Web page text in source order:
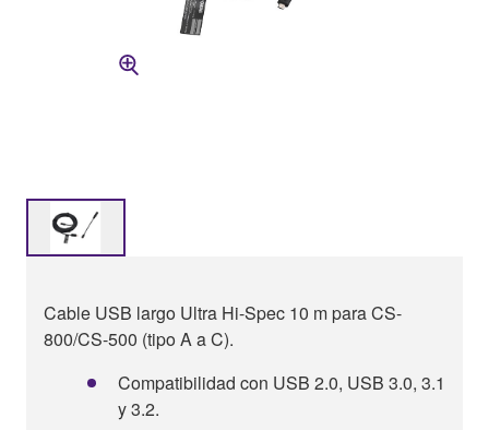
Cable USB largo Ultra Hi-Spec 10 m para CS-
800/CS-500 (tipo A a C).
Compatibilidad con USB 2.0, USB 3.0, 3.1
y 3.2.